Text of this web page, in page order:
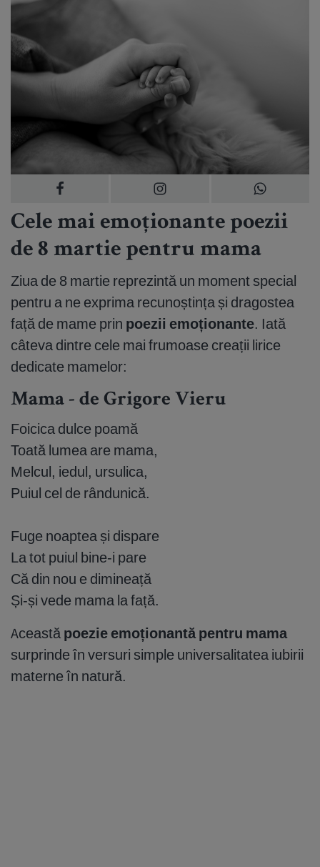
Cele mai emoționante poezii
de 8 martie pentru mama
Ziua de 8 martie reprezintă un moment special
pentru a ne exprima recunoștința și dragostea
față de mame prin poezii emoționante. Iată
câteva dintre cele mai frumoase creații lirice
dedicate mamelor:
Mama - de Grigore Vieru
Foicica dulce poamă
Toată lumea are mama,
Melcul, iedul, ursulica,
Puiul cel de rândunică.
Fuge noaptea și dispare
La tot puiul bine-i pare
Că din nou e dimineață
Și-și vede mama la față.
Această poezie emoționantă pentru mama
surprinde în versuri simple universalitatea iubirii
materne în natură.